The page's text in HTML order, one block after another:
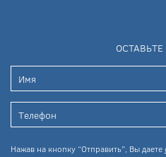
Нажав на кнопку “Отправить”, Вы даете